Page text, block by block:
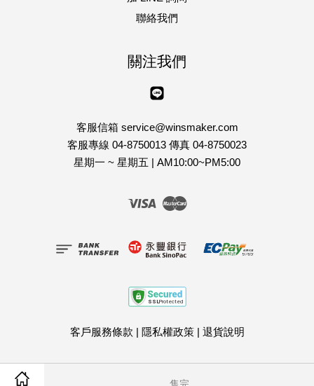
售完
聯絡我們
關注我們
客服信箱 service@winsmaker.com
客服專線 04-8750013 傳真 04-8750023
星期一 ~ 星期五 | AM10:00~PM5:00
Visa Master
客戶服務條款 | 隱私權政策| 退貨說明